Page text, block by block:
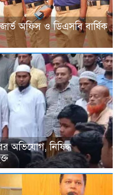
অফিস ও ডিএসবি বার্ষিক
অভিযোগ, নিষিদ্ধ